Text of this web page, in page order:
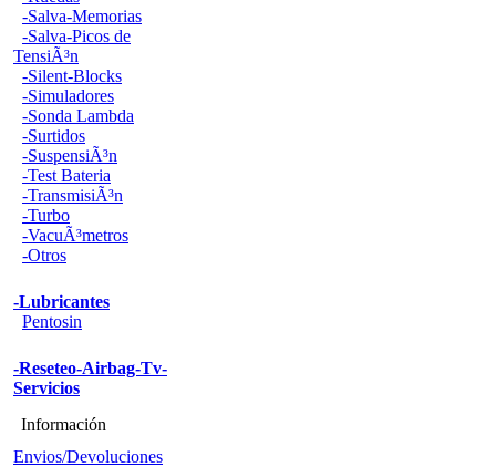
-Salva-Memorias
-Salva-Picos de
TensiÃ³n
-Silent-Blocks
-Simuladores
-Sonda Lambda
-Surtidos
-SuspensiÃ³n
-Test Bateria
-TransmisiÃ³n
-Turbo
-VacuÃ³metros
-Otros
-Lubricantes
Pentosin
-Reseteo-Airbag-Tv-
Servicios
Información
Envios/Devoluciones